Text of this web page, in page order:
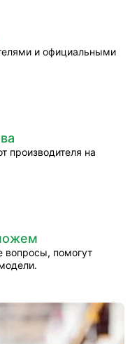
и официальными
производителя на
вопросы, помогут